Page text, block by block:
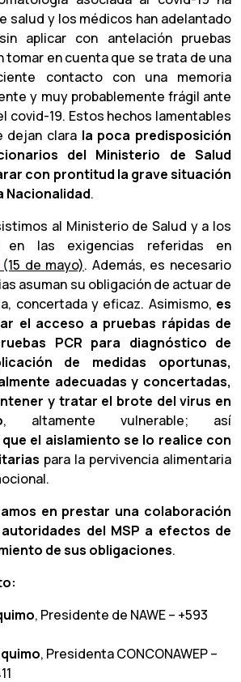
salud y los médicos han adelantado
aplicar con antelación pruebas
tomar en cuenta que se trata de una
contacto con una memoria
y muy probablemente frágil ante
covid-19. Estos hechos lamentables
dejan clara la poca predisposición
del Ministerio de Salud
con prontitud la grave situación
Nacionalidad.
al Ministerio de Salud y a los
en las exigencias referidas en
(15 de mayo). Además, es necesario
asuman su obligación de actuar de
concertada y eficaz. Asimismo, es
el acceso a pruebas rápidas de
PCR para diagnóstico de
de medidas oportunas,
adecuadas y concertadas,
y tratar el brote del virus en
, altamente vulnerable; así
el aislamiento se lo realice con
para la pervivencia alimentaria
en prestar una colaboración
del MSP a efectos de
de sus obligaciones.
, Presidente de NAWE – +593
, Presidenta CONCONAWEP –